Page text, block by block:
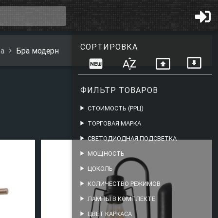
Бра модерн СОРТИРОВКА
fiber_new sort_by_alpha present_to_all present_to_all
ФИЛЬТР ТОВАРОВ
play_arrow СТОИМОСТЬ (РРЦ)
play_arrow ТОРГОВАЯ МАРКА
play_arrow СВЕТОДИОДНАЯ ПОДСВЕТКА
play_arrow МОЩНОСТЬ
play_arrow ЦОКОЛЬ
play_arrow КОЛИЧЕСТВО РЕЖИМОВ
play_arrow ЛАМПЫ В КОМПЛЕКТЕ
play_arrow ЦВЕТ КАРКАСА